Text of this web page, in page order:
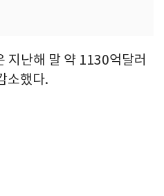
지난해 말 약 1130억달러
소했다.